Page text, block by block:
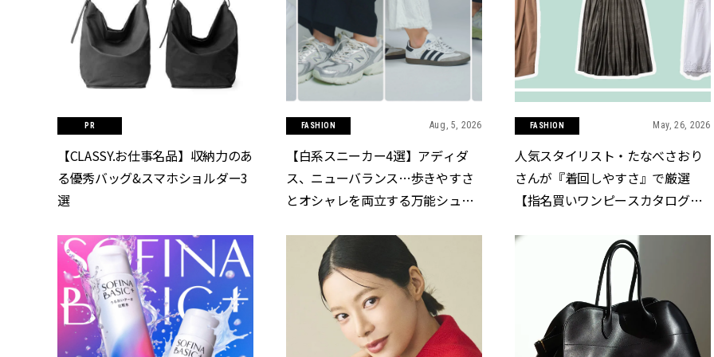
【CLASSY.お仕事名品】収納力のあ
る優秀バッグ&スマホショルダー3
選
FASHION Aug, 5, 2026
【白系スニーカー4選】アディダ
ス、ニューバランス…歩きやすさ
とオシャレを両立する万能シュー
FASHION May, 26, 2026
人気スタイリスト・たなべさおり
さんが『着回しやすさ』で厳選
【指名買いワンピースカタログ】